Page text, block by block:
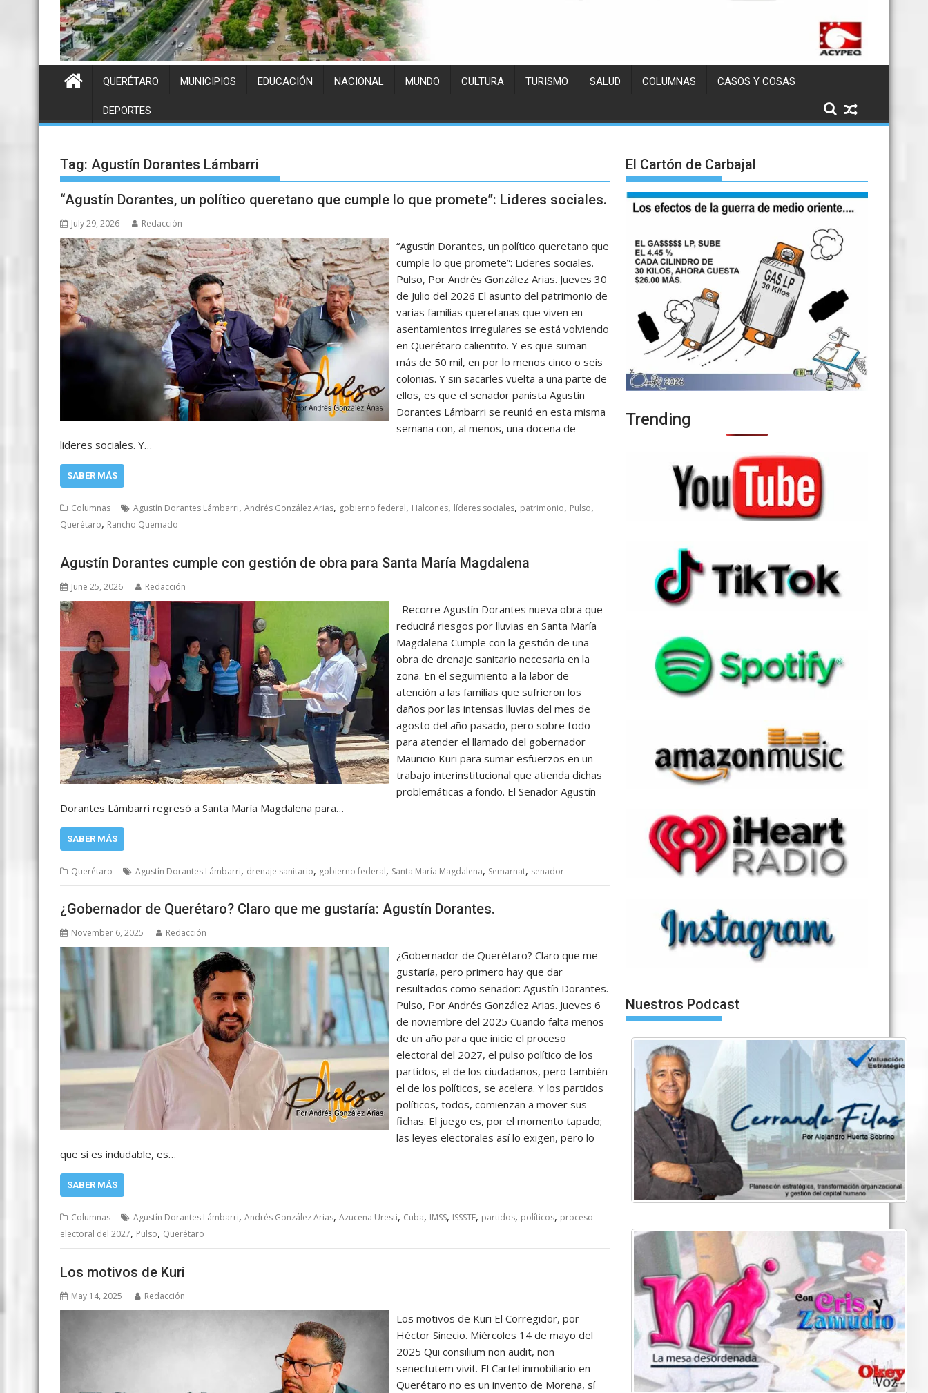
QUERÉTARO MUNICIPIOS EDUCACIÓN NACIONAL MUNDO CULTURA TURISMO SALUD COLUMNAS CASOS Y COSAS
DEPORTES
Tag: Agustín Dorantes Lámbarri
“Agustín Dorantes, un político queretano que cumple lo que promete”: Lideres sociales.
July 29, 2026 Redacción
“Agustín Dorantes, un político queretano que
cumple lo que promete”: Lideres sociales.
Pulso, Por Andrés González Arias. Jueves 30
de Julio del 2026 El asunto del patrimonio de
varias familias queretanas que viven en
asentamientos irregulares se está volviendo
en Querétaro calientito. Y es que suman
más de 50 mil, en por lo menos cinco o seis
colonias. Y sin sacarles vuelta a una parte de
ellos, es que el senador panista Agustín
Dorantes Lámbarri se reunió en esta misma
semana con, al menos, una docena de
lideres sociales. Y…
SABER MÁS
Columnas Agustín Dorantes Lámbarri, Andrés González Arias, gobierno federal, Halcones, líderes sociales, patrimonio, Pulso,
Querétaro, Rancho Quemado
Agustín Dorantes cumple con gestión de obra para Santa María Magdalena
June 25, 2026 Redacción
Recorre Agustín Dorantes nueva obra que
reducirá riesgos por lluvias en Santa María
Magdalena Cumple con la gestión de una
obra de drenaje sanitario necesaria en la
zona. En el seguimiento a la labor de
atención a las familias que sufrieron los
daños por las intensas lluvias del mes de
agosto del año pasado, pero sobre todo
para atender el llamado del gobernador
Mauricio Kuri para sumar esfuerzos en un
trabajo interinstitucional que atienda dichas
problemáticas a fondo. El Senador Agustín
Dorantes Lámbarri regresó a Santa María Magdalena para…
SABER MÁS
Querétaro Agustín Dorantes Lámbarri, drenaje sanitario, gobierno federal, Santa María Magdalena, Semarnat, senador
¿Gobernador de Querétaro? Claro que me gustaría: Agustín Dorantes.
November 6, 2025 Redacción
¿Gobernador de Querétaro? Claro que me
gustaría, pero primero hay que dar
resultados como senador: Agustín Dorantes.
Pulso, Por Andrés González Arias. Jueves 6
de noviembre del 2025 Cuando falta menos
de un año para que inicie el proceso
electoral del 2027, el pulso político de los
partidos, el de los ciudadanos, pero también
el de los políticos, se acelera. Y los partidos
políticos, todos, comienzan a mover sus
fichas. El juego es, por el momento tapado;
las leyes electorales así lo exigen, pero lo
que sí es indudable, es…
SABER MÁS
Columnas Agustín Dorantes Lámbarri, Andrés González Arias, Azucena Uresti, Cuba, IMSS, ISSSTE, partidos, políticos, proceso
electoral del 2027, Pulso, Querétaro
Los motivos de Kuri
May 14, 2025 Redacción
Los motivos de Kuri El Corregidor, por
Héctor Sinecio. Miércoles 14 de mayo del
2025 Qui consilium non audit, non
senectutem vivit. El Cartel inmobiliario en
Querétaro no es un invento de Morena, sí
El Cartón de Carbajal
Trending
Nuestros Podcast